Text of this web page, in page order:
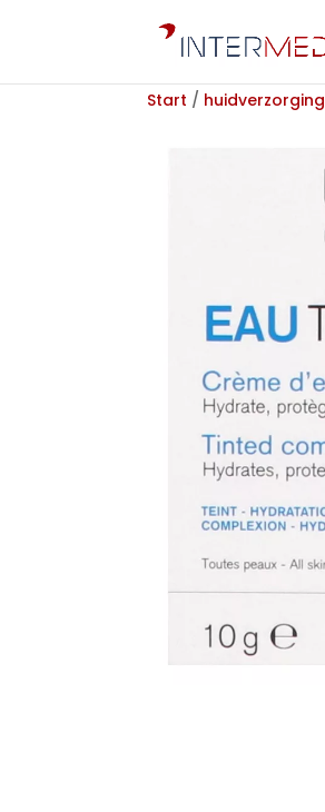
Start / huidverzorging